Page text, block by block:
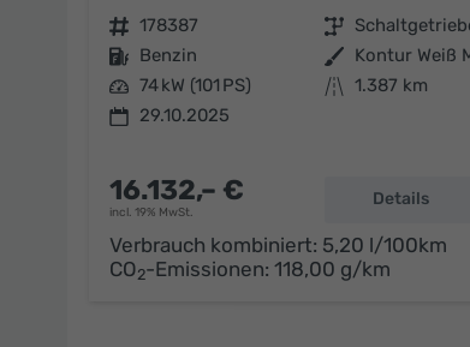
Fahrzeugnr. 178387 Getriebe
Kraftstoff Benzin Außenfarbe Kontur Weiß
Leistung 74 kW (101 PS) Kilometerstand 1.387 km
29.10.2025
16.132,– €
incl. 19% MwSt.
Details
Verbrauch kombiniert: 5,20 l/100km
CO2-Emissionen: 118,00 g/km